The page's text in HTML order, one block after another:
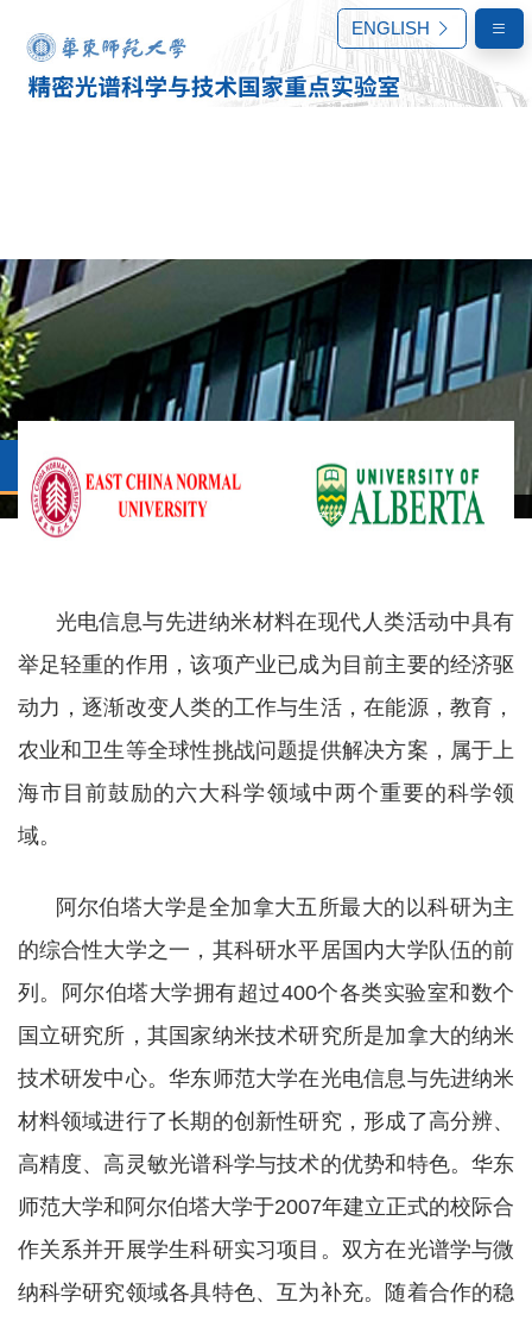
ENGLISH
先进科学与技术联合研究院
联合研究院简介
光电信息与先进纳米材料在现代人类活动中具有
举足轻重的作用，该项产业已成为目前主要的经济驱
动力，逐渐改变人类的工作与生活，在能源，教育，
农业和卫生等全球性挑战问题提供解决方案，属于上
海市目前鼓励的六大科学领域中两个重要的科学领
域。
阿尔伯塔大学是全加拿大五所最大的以科研为主
的综合性大学之一，其科研水平居国内大学队伍的前
列。阿尔伯塔大学拥有超过400个各类实验室和数个
国立研究所，其国家纳米技术研究所是加拿大的纳米
技术研发中心。华东师范大学在光电信息与先进纳米
材料领域进行了长期的创新性研究，形成了高分辨、
高精度、高灵敏光谱科学与技术的优势和特色。华东
师范大学和阿尔伯塔大学于2007年建立正式的校际合
作关系并开展学生科研实习项目。双方在光谱学与微
纳科学研究领域各具特色、互为补充。随着合作的稳